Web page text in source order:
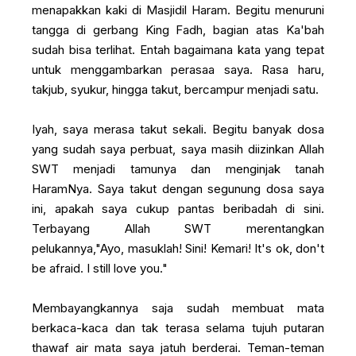
menapakkan kaki di Masjidil Haram. Begitu menuruni
tangga di gerbang King Fadh, bagian atas Ka'bah
sudah bisa terlihat. Entah bagaimana kata yang tepat
untuk menggambarkan perasaa saya. Rasa haru,
takjub, syukur, hingga takut, bercampur menjadi satu.
Iyah, saya merasa takut sekali. Begitu banyak dosa
yang sudah saya perbuat, saya masih diizinkan Allah
SWT menjadi tamunya dan menginjak tanah
HaramNya. Saya takut dengan segunung dosa saya
ini, apakah saya cukup pantas beribadah di sini.
Terbayang Allah SWT merentangkan
pelukannya,"Ayo, masuklah! Sini! Kemari! It's ok, don't
be afraid. I still love you."
Membayangkannya saja sudah membuat mata
berkaca-kaca dan tak terasa selama tujuh putaran
thawaf air mata saya jatuh berderai. Teman-teman